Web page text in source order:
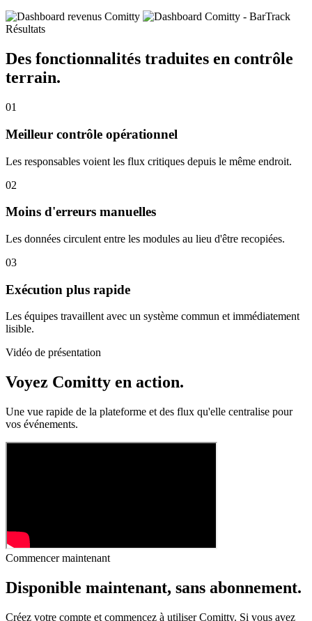
Résultats
Des fonctionnalités traduites en contrôle
terrain.
01
Meilleur contrôle opérationnel
Les responsables voient les flux critiques depuis le même endroit.
02
Moins d'erreurs manuelles
Les données circulent entre les modules au lieu d'être recopiées.
03
Exécution plus rapide
Les équipes travaillent avec un système commun et immédiatement
lisible.
Vidéo de présentation
Voyez Comitty en action.
Une vue rapide de la plateforme et des flux qu'elle centralise pour
vos événements.
Commencer maintenant
Disponible maintenant, sans abonnement.
Créez votre compte et commencez à utiliser Comitty. Si vous avez